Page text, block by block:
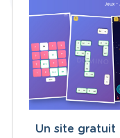
Un site gratuit